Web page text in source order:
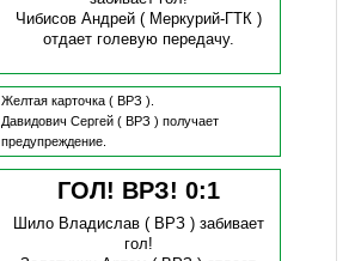
Чибисов Андрей( Меркурий-ГТК )
отдает голевую передачу.
Желтая карточка ( ВРЗ ).
Давидович Сергей( ВРЗ ) получает
предупреждение.
ГОЛ! ВРЗ! 0:1
Шило Владислав( ВРЗ ) забивает
гол!